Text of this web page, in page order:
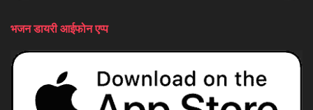
भजन डायरी आईफोन एप्प